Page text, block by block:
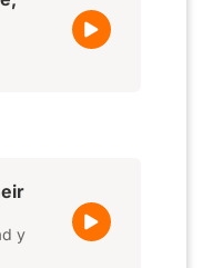
y